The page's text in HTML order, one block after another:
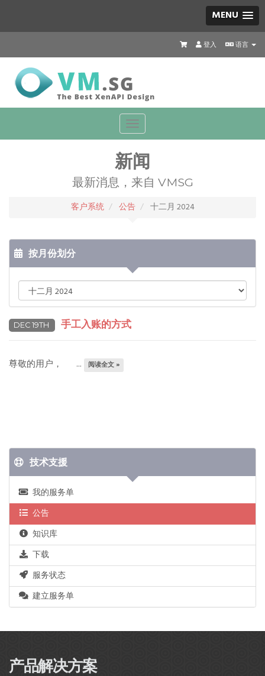
MENU
语言
登入
Toggle
navigation
新闻
最新消息，来自 VMSG
客户系统 公告 十二月 2024
按月份划分
DEC 19TH 手工入账的方式
尊敬的用户， ... 阅读全文 »
技术支援
我的服务单
公告
知识库
下载
服务状态
建立服务单
产品解决方案